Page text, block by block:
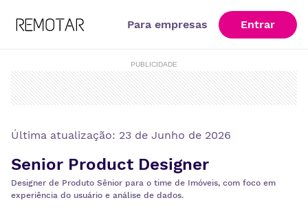
Para empresas Entrar
PUBLICIDADE
Última atualização: 23 de Junho de 2026
Senior Product Designer
Designer de Produto Sênior para o time de Imóveis, com foco em
experiência do usuário e análise de dados.